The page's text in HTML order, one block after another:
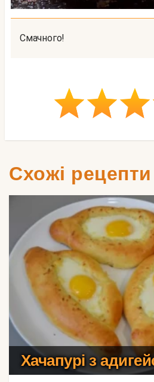
Смачного!
Схожі рецепти
Хачапурі з